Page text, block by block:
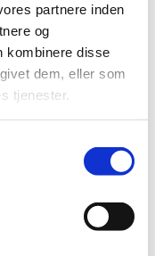
partnere inden
og
kombinere disse
dem, eller som
tjenester.
kunne